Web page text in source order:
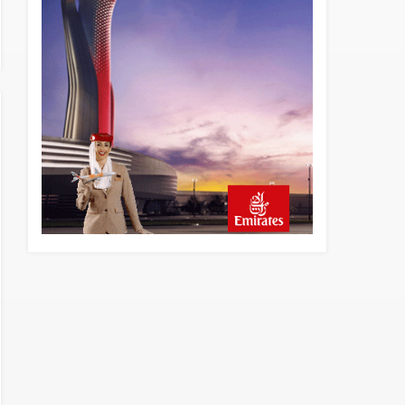
23 saat önce
AJet Uçuşlarıyla Rus Turist
İçin Yeni Türkiye Rotası